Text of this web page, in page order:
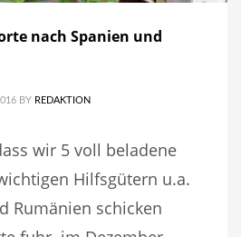
nach Spanien und
BY REDAKTION
wir 5 voll beladene
Hilfsgütern u.a.
Rumänien schicken